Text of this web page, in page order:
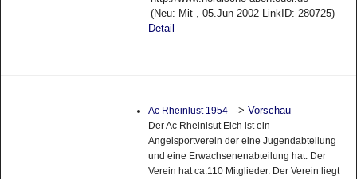
(Neu: Mit , 05.Jun 2002 LinkID: 280725)
Detail
Ac Rheinlust 1954 -> Vorschau
Der Ac Rheinlsut Eich ist ein
Angelsportverein der eine Jugendabteilung
und eine Erwachsenenabteilung hat. Der
Verein hat ca.110 Mitglieder. Der Verein liegt